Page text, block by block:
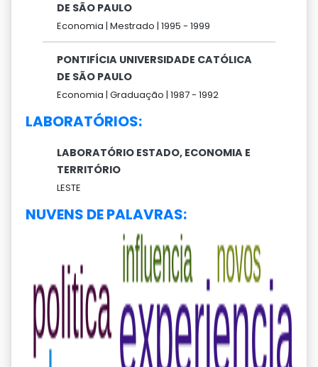
DE SÃO PAULO
Economia | Mestrado | 1995 - 1999
PONTIFÍCIA UNIVERSIDADE CATÓLICA
DE SÃO PAULO
Economia | Graduação | 1987 - 1992
LABORATÓRIOS:
LABORATÓRIO ESTADO, ECONOMIA E
TERRITÓRIO
LESTE
NUVENS DE PALAVRAS: